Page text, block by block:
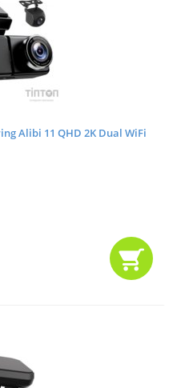
Alibi 11 QHD 2K Dual WiFi